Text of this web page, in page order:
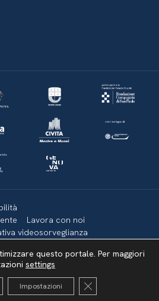
Lavora con noi
videosorveglianza
questo portale. Per maggiori
settings
Impostazioni Close GDPR